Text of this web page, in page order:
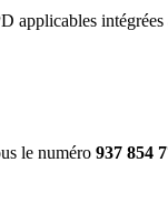
applicables
le numéro 937 854